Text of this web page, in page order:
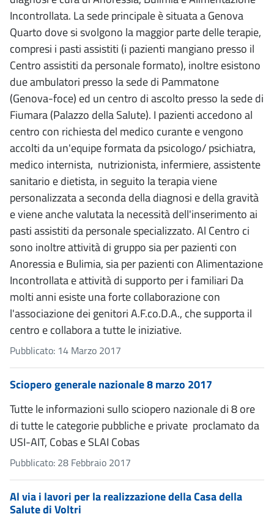
Incontrollata. La sede principale è situata a Genova
Quarto dove si svolgono la maggior parte delle terapie,
compresi i pasti assistiti (i pazienti mangiano presso il
Centro assistiti da personale formato), inoltre esistono
due ambulatori presso la sede di Pammatone
(Genova-foce) ed un centro di ascolto presso la sede di
Fiumara (Palazzo della Salute). I pazienti accedono al
centro con richiesta del medico curante e vengono
accolti da un'equipe formata da psicologo/ psichiatra,
medico internista, nutrizionista, infermiere, assistente
sanitario e dietista, in seguito la terapia viene
personalizzata a seconda della diagnosi e della gravità
e viene anche valutata la necessità dell'inserimento ai
pasti assistiti da personale specializzato. Al Centro ci
sono inoltre attività di gruppo sia per pazienti con
Anoressia e Bulimia, sia per pazienti con Alimentazione
Incontrollata e attività di supporto per i familiari Da
molti anni esiste una forte collaborazione con
l'associazione dei genitori A.F.co.D.A., che supporta il
centro e collabora a tutte le iniziative.
Pubblicato: 14 Marzo 2017
Sciopero generale nazionale 8 marzo 2017
Tutte le informazioni sullo sciopero nazionale di 8 ore
di tutte le categorie pubbliche e private proclamato da
USI-AIT, Cobas e SLAI Cobas
Pubblicato: 28 Febbraio 2017
Al via i lavori per la realizzazione della Casa della
Salute di Voltri